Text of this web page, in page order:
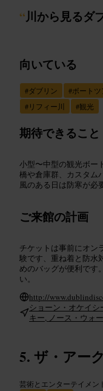
“川から見るダ
向いている
#ダブリン #ボートツ
#リフィー川 #観光
期待できること
小型〜中型の観光ボー
橋や倉庫群、カスタム
風のある日は防寒が必
ご来館の計画
チケットは事前にオン
験です、重ね着と防水
めのバッグが便利です
い。
http://
ショーン・オケイシ
キー, ノース・ウォ
ザ・アー
芸術とエンターテイメン